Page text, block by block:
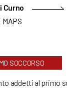
MAPS
SOCCORSO
addetti al primo